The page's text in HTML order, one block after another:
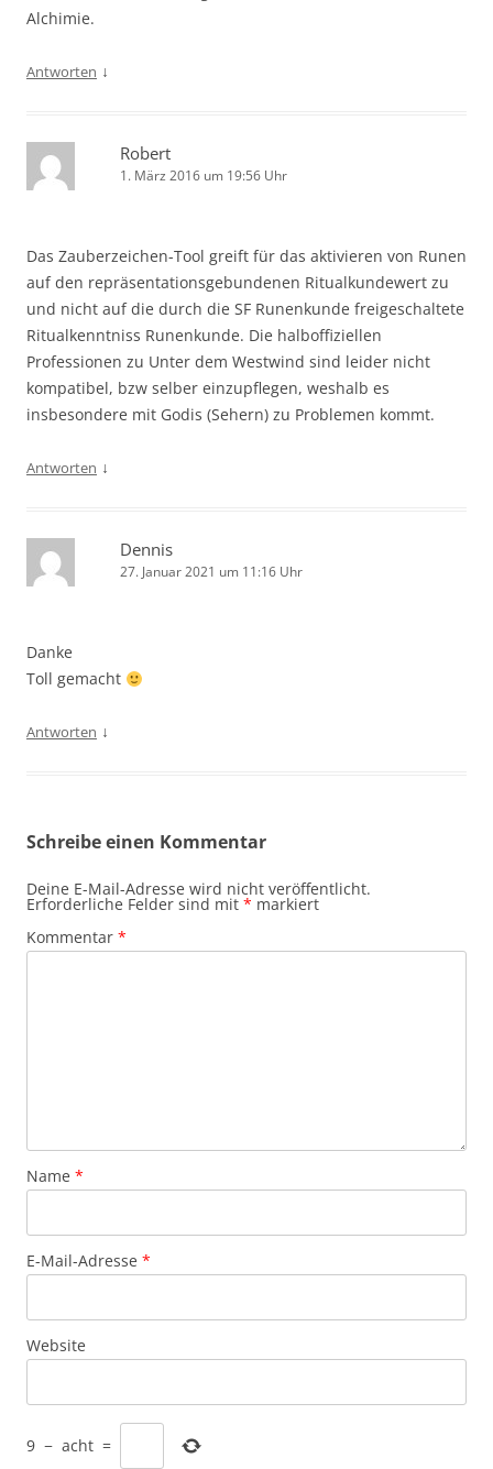
Alchimie.
Antworten ↓
Robert
1. März 2016 um 19:56 Uhr
Das Zauberzeichen-Tool greift für das aktivieren von Runen
auf den repräsentationsgebundenen Ritualkundewert zu
und nicht auf die durch die SF Runenkunde freigeschaltete
Ritualkenntniss Runenkunde. Die halboffiziellen
Professionen zu Unter dem Westwind sind leider nicht
kompatibel, bzw selber einzupflegen, weshalb es
insbesondere mit Godis (Sehern) zu Problemen kommt.
Antworten ↓
Dennis
27. Januar 2021 um 11:16 Uhr
Danke
Toll gemacht
Antworten ↓
Schreibe einen Kommentar
Deine E-Mail-Adresse wird nicht veröffentlicht.
Erforderliche Felder sind mit * markiert
Kommentar *
Name *
E-Mail-Adresse *
Website
9 − acht =